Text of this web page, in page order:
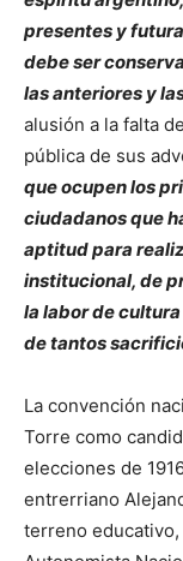
presentes y
debe ser
las anteriores y
alusión a la falta
pública de sus
que ocupen los
ciudadanos que
aptitud para
institucional, de
la labor de
de tantos
La convención
Torre como
elecciones de
entrerriano
terreno